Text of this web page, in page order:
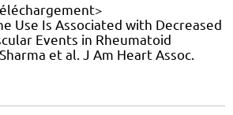
Use Is Associated with Decreased
Events in Rheumatoid
et al. J Am Heart Assoc.